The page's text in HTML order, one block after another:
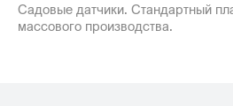
Садовые датчики. Стандартный
массового производства.